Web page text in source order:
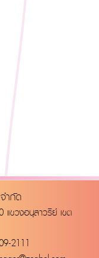
ำกัด
ขวงอนุสาวรีย์ เขต
2111